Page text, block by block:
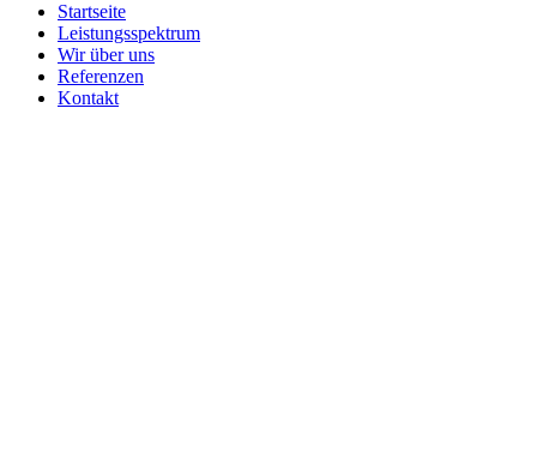
Startseite
Leistungsspektrum
Wir über uns
Referenzen
Kontakt